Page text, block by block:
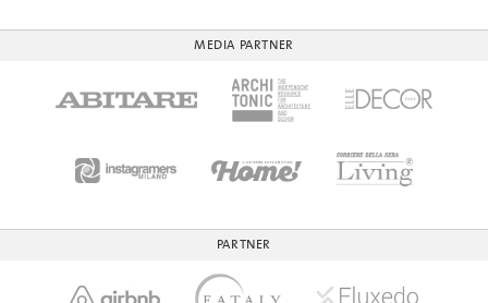
MEDIA PARTNER
PARTNER